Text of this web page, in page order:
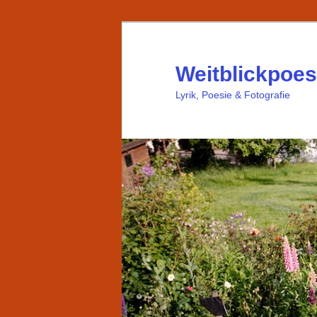
Lyrik, Poesie & Fotografie